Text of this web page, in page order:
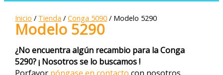
Inicio / Tienda /Conga 5090 / Modelo 5290
Modelo 5290
¿No encuentra algún recambio para la Conga
5290? ¡ Nosotros se lo buscamos !